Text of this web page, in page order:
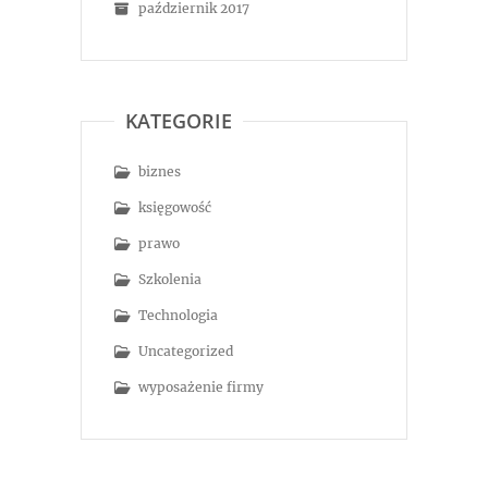
październik 2017
KATEGORIE
biznes
księgowość
prawo
Szkolenia
Technologia
Uncategorized
wyposażenie firmy